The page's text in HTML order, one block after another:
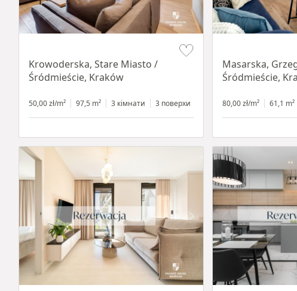
Krowoderska, Stare Miasto /
Śródmieście, Kraków
50,00 zł/m² 97,5 m² 3 кімнати 3 поверхи
Masarska,
Śródmieście,
80,00 zł/m² 61,1 m²